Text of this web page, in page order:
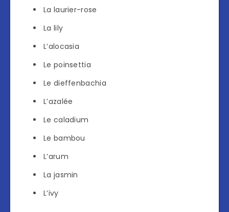
La laurier-rose
La lily
L’alocasia
Le poinsettia
Le dieffenbachia
L’azalée
Le caladium
Le bambou
L’arum
La jasmin
L’ivy